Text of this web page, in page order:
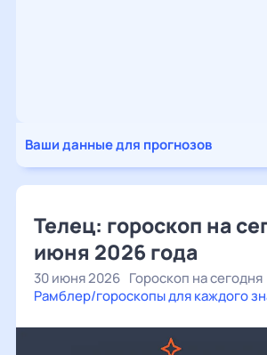
Ваши данные для прогнозов
Телец: гороскоп на
июня 2026 года
30 июня 2026 Гороскоп на сегодня
Рамблер/гороскопы для каждого